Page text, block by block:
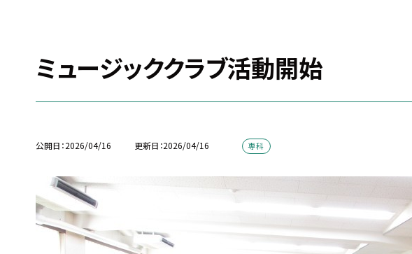
ミュージッククラブ活動開始
公開日 2026/04/16 更新日 2026/04/16 専科